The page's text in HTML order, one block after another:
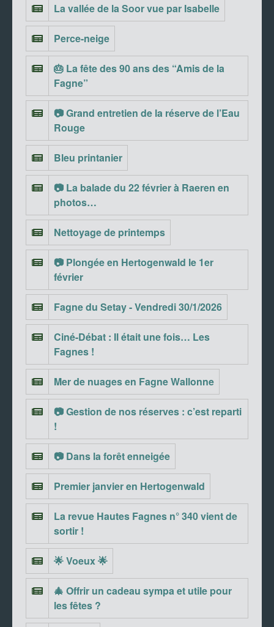
La vallée de la Soor vue par Isabelle
Perce-neige
🎂 La fête des 90 ans des “Amis de la
Fagne”
📷 Grand entretien de la réserve de l’Eau
Rouge
Bleu printanier
📷 La balade du 22 février à Raeren en
photos…
Nettoyage de printemps
📷 Plongée en Hertogenwald le 1er
février
Fagne du Setay - Vendredi 30/1/2026
Ciné-Débat : Il était une fois… Les
Fagnes !
Mer de nuages en Fagne Wallonne
📷 Gestion de nos réserves : c’est reparti
!
📷 Dans la forêt enneigée
Premier janvier en Hertogenwald
La revue Hautes Fagnes n° 340 vient de
sortir !
🌟 Voeux 🌟
🎄 Offrir un cadeau sympa et utile pour
les fêtes ?